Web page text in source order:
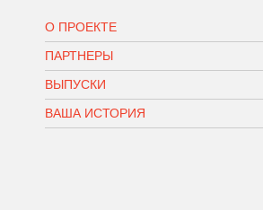
О ПРОЕКТЕ
ПАРТНЕРЫ
ВЫПУСКИ
ВАША ИСТОРИЯ